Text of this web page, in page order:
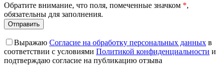
Обратите внимание, что поля, помеченные значком *,
обязательны для заполнения.
Выражаю Согласие на обработку персональных данных в
соответствии с условиями Политикой конфиденциальности и
подтверждаю согласие на публикацию отзыва